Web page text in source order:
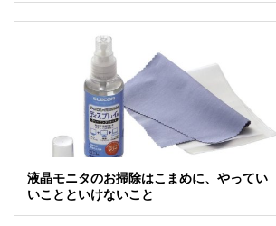
液晶モニタのお掃除はこまめに、やってい
いことといけないこと